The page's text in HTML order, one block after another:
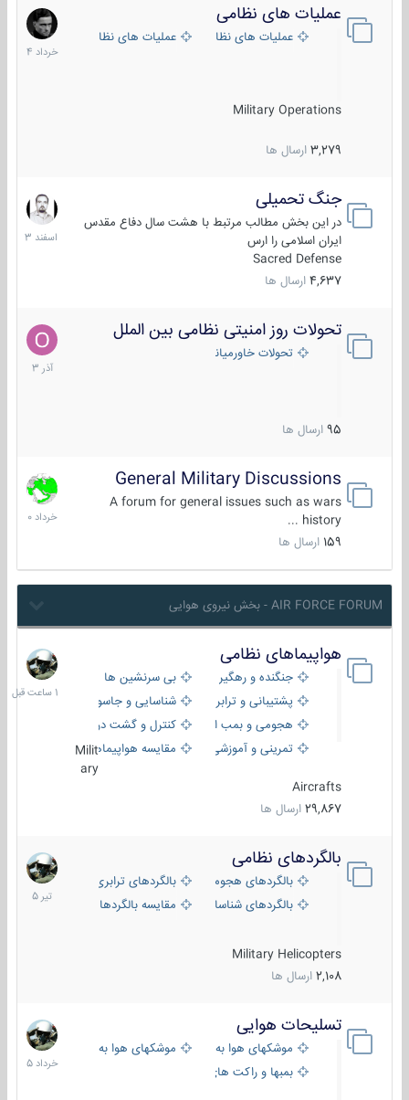
عملیات های نظامی
عملیات های نظامی ایرانعملیات های نظامی خارجی
Military Operations
3,279 ارسال ها
5
خرداد
1404
جنگ تحمیلی
در این بخش مطالب مرتبط با هشت سال دفاع مقدس
ایران اسلامی را ارس
Sacred Defense
4,637 ارسال ها
20
اسفند
1403
تحولات روز امنیتی نظامی بین الملل
تحولات خاورمیانه
95 ارسال ها
21
آذر
1403
General Military Discussions
A forum for general issues such as wars
history ...
159 ارسال ها
10
خرداد
1400
AIR FORCE FORUM - بخش نیروی هوایی
هواپیماهای نظامی
جنگنده و رهگیر
بی سرنشین ها
پشتیبانی و ترابری
شناسایی و جاسوسی
هجومی و بمب افکن
کنترل و گشت دریایی
تمرینی و آموزشی
مقایسه هواپیماهاMilit
ary
Aircrafts
29,867 ارسال ها
1
ساعت
قبل
بالگردهای نظامی
بالگردهای هجومی
بالگردهای ترابری
بالگردهای شناسایی
مقایسه بالگردها
Military Helicopters
2,108 ارسال ها
22
تیر
1405
تسلیحات هوایی
موشکهای هوا به هوا
موشکهای هوا به سطح
بمبها و راکت های هوایی
30
خرداد
1405